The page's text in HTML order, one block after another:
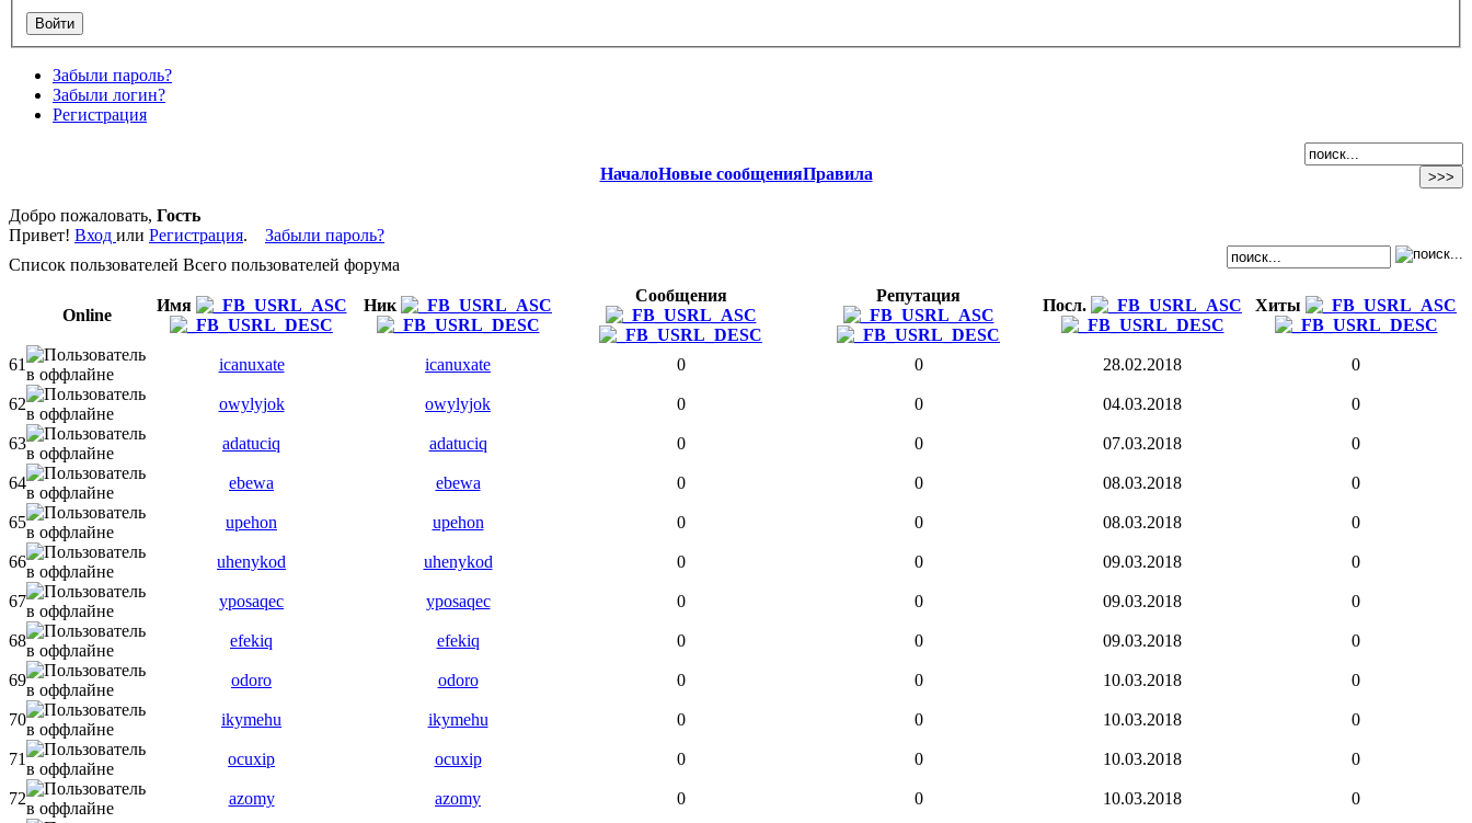
Забыли пароль?
Забыли логин?
Регистрация
НачалоНовые сообщенияПравила
Добро пожаловать, Гость
Привет! Вход или Регистрация. Забыли пароль?
Список пользователей Всего пользователей форума
Online
Имя Ник
Сообщения Репутация
Посл. Хиты
61 icanuxate icanuxate 0 0 28.02.2018 0
62 owylyjok owylyjok 0 0 04.03.2018 0
63 adatuciq adatuciq 0 0 07.03.2018 0
64 ebewa ebewa 0 0 08.03.2018 0
65 upehon upehon 0 0 08.03.2018 0
66 uhenykod uhenykod 0 0 09.03.2018 0
67 yposaqec yposaqec 0 0 09.03.2018 0
68 efekiq efekiq 0 0 09.03.2018 0
69 odoro odoro 0 0 10.03.2018 0
70 ikymehu ikymehu 0 0 10.03.2018 0
71 ocuxip ocuxip 0 0 10.03.2018 0
72 azomy azomy 0 0 10.03.2018 0